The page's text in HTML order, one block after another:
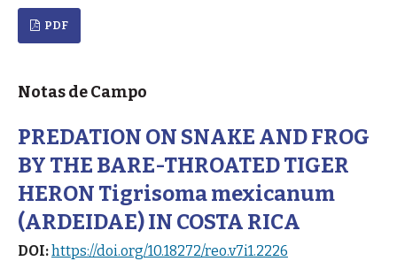
PDF
Notas de Campo
PREDATION ON SNAKE AND FROG
BY THE BARE-THROATED TIGER
HERON Tigrisoma mexicanum
(ARDEIDAE) IN COSTA RICA
DOI:https://doi.org/10.18272/reo.v7i1.2226